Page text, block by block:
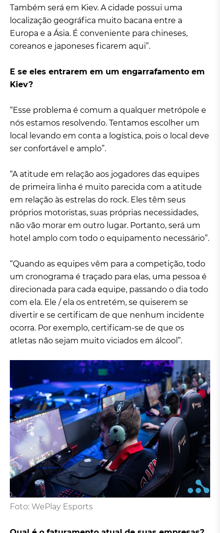
Também será em Kiev. A cidade possui uma
localização geográfica muito bacana entre a
Europa e a Ásia. É conveniente para chineses,
coreanos e japoneses ficarem aqui”.
E se eles entrarem em um engarrafamento em
Kiev?
“Esse problema é comum a qualquer metrópole e
nós estamos resolvendo. Tentamos escolher um
local levando em conta a logística, pois o local deve
ser confortável e amplo”.
“A atitude em relação aos jogadores das equipes
de primeira linha é muito parecida com a atitude
em relação às estrelas do rock. Eles têm seus
próprios motoristas, suas próprias necessidades,
não vão morar em outro lugar. Portanto, será um
hotel amplo com todo o equipamento necessário”.
“Quando as equipes vêm para a competição, todo
um cronograma é traçado para elas, uma pessoa é
direcionada para cada equipe, passando o dia todo
com ela. Ele / ela os entretém, se quiserem se
divertir e se certificam de que nenhum incidente
ocorra. Por exemplo, certificam-se de que os
atletas não sejam muito viciados em álcool”.
Foto: WePlay Esports